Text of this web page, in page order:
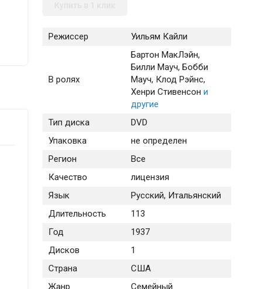
Режиссер Уильям Кайли
В ролях
Бартон МакЛэйн,
Билли Мауч, Бобби
Мауч, Клод Рэйнс,
Хенри Стивенсон и
другие
Тип диска
DVD
Упаковка
не определен
Регион
Все
Качество
лицензия
Язык
Русский, Итальянский
Длительность
113
Год
1937
Дисков
1
Страна
США
Жанр
Семейный